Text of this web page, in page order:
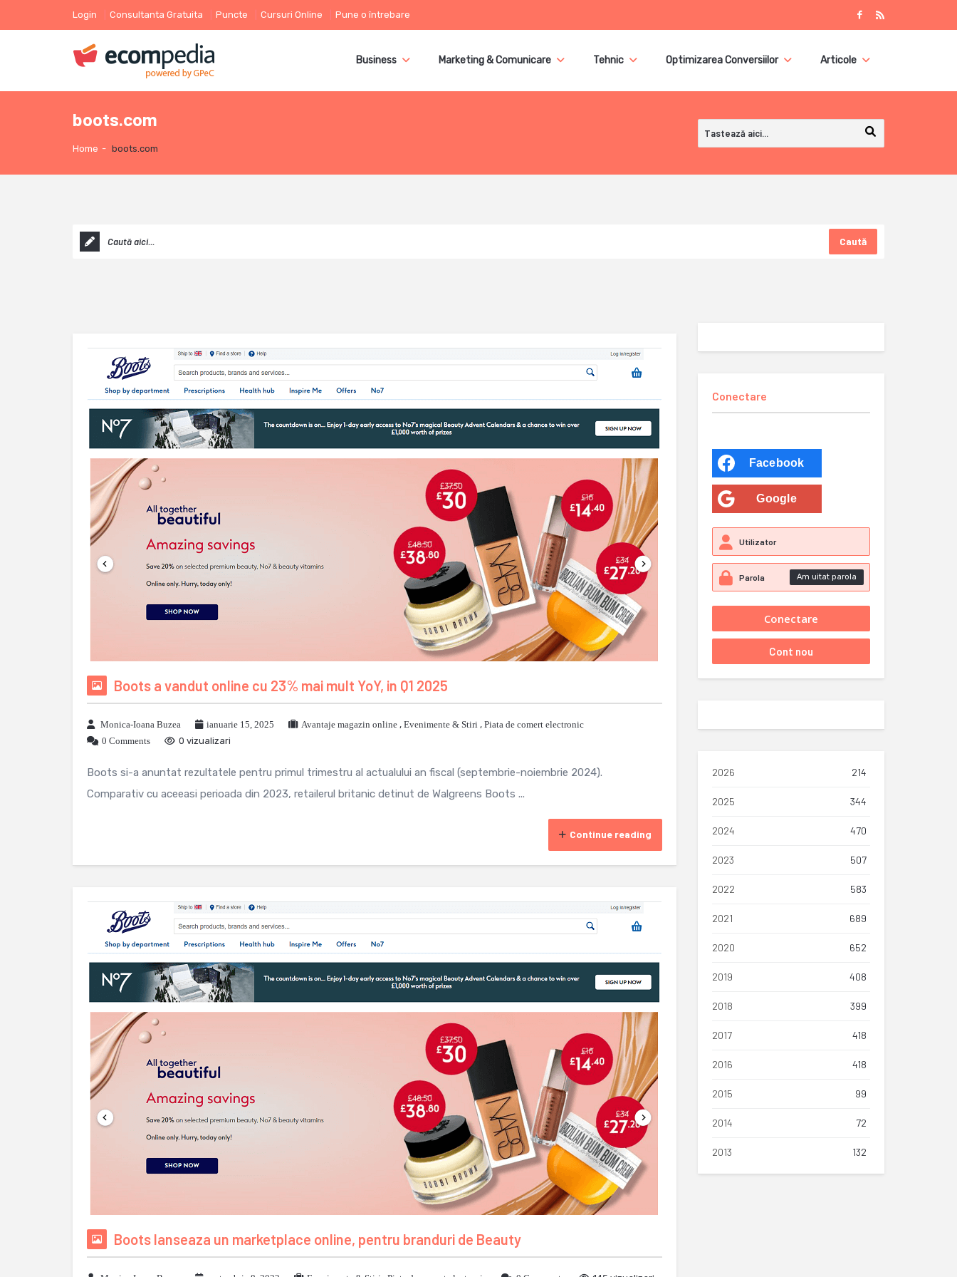
Login Consultanta Gratuita Puncte Cursuri Online Pune o întrebare
Business Marketing & Comunicare Tehnic Optimizarea Conversiilor Articole
boots.com
Home - boots.com
Caută
Boots a vandut online cu 23% mai mult YoY, in Q1 2025
Monica-Ioana Buzea ianuarie 15, 2025 Avantaje magazin online , Evenimente & Stiri , Piata de comert electronic
0 Comments
0 vizualizari
Boots si-a anuntat rezultatele pentru primul trimestru al actualului an fiscal (septembrie-noiembrie 2024).
Comparativ cu aceeasi perioada din 2023, retailerul britanic detinut de Walgreens Boots ...
Continue reading
Boots lanseaza un marketplace online, pentru branduri de Beauty
Conectare
Facebook
Google
Am uitat parola
2026 214
2025 344
2024 470
2023 507
2022 583
2021 689
2020 652
2019 408
2018 399
2017 418
2016 418
2015 99
2014 72
2013 132